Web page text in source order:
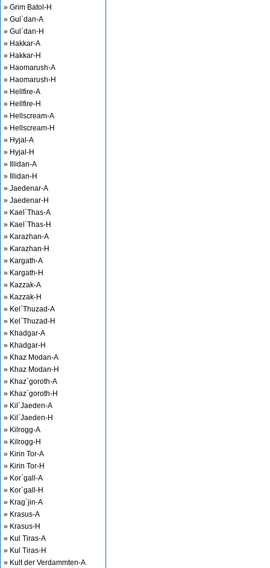
» Grim Batol-H
» Gul`dan-A
» Gul`dan-H
» Hakkar-A
» Hakkar-H
» Haomarush-A
» Haomarush-H
» Hellfire-A
» Hellfire-H
» Hellscream-A
» Hellscream-H
» Hyjal-A
» Hyjal-H
» Illidan-A
» Illidan-H
» Jaedenar-A
» Jaedenar-H
» Kael`Thas-A
» Kael`Thas-H
» Karazhan-A
» Karazhan-H
» Kargath-A
» Kargath-H
» Kazzak-A
» Kazzak-H
» Kel`Thuzad-A
» Kel`Thuzad-H
» Khadgar-A
» Khadgar-H
» Khaz Modan-A
» Khaz Modan-H
» Khaz`goroth-A
» Khaz`goroth-H
» Kil`Jaeden-A
» Kil`Jaeden-H
» Kilrogg-A
» Kilrogg-H
» Kirin Tor-A
» Kirin Tor-H
» Kor`gall-A
» Kor`gall-H
» Krag`jin-A
» Krasus-A
» Krasus-H
» Kul Tiras-A
» Kul Tiras-H
» Kult der Verdammten-A